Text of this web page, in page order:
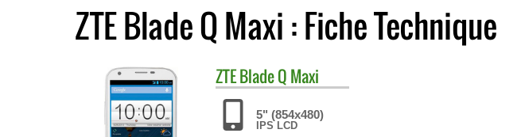
ZTE Blade Q Maxi : Fiche Technique
ZTEBlade Q Maxi
5" (854x480)
IPS LCD